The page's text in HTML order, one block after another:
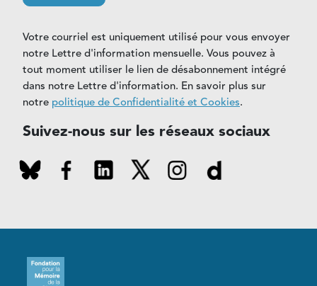
Votre courriel est uniquement utilisé pour vous envoyer
notre Lettre d'information mensuelle. Vous pouvez à
tout moment utiliser le lien de désabonnement intégré
dans notre Lettre d'information. En savoir plus sur
notre politique de Confidentialité et Cookies.
Suivez-nous sur les réseaux sociaux